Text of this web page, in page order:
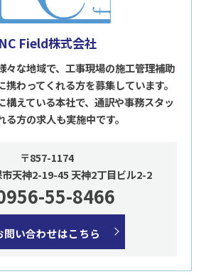
NC Field株式会社
々な地域で、工事現場の施工管理補助
わってくれる方を募集しています。
構えている本社で、通訳や事務スタッ
方の求人も実施中です。
〒857-1174
天神2-19-45 天神2丁目ビル2-2
55-8466
問い合わせはこちら